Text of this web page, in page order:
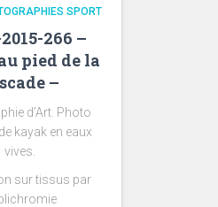
SPORT
266 –
pied de la
–
d’Art. Photo
kayak en eaux
vives.
sur tissus par